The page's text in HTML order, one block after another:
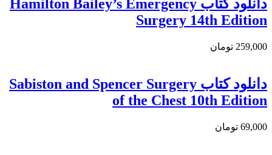
دانلود كتاب Hamilton Bailey’s Emergency
Surgery 14th Edition
259,000 تومان
دانلود کتاب Sabiston and Spencer Surgery
of the Chest 10th Edition
69,000 تومان